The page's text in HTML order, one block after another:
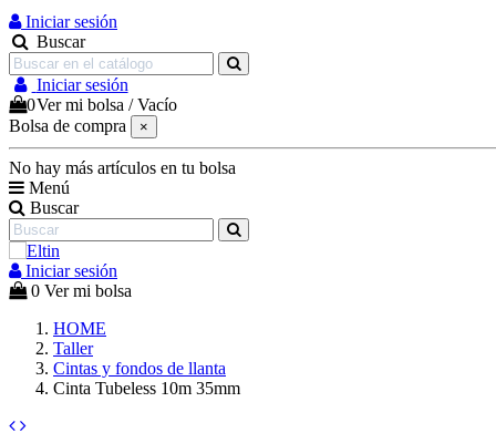
Iniciar sesión
Buscar
Iniciar sesión
0Ver mi bolsa /Vacío
Bolsa de compra
×
No hay más artículos en tu bolsa
Menú
Buscar
Iniciar sesión
0 Ver mi bolsa
HOME
Taller
Cintas y fondos de llanta
Cinta Tubeless 10m 35mm